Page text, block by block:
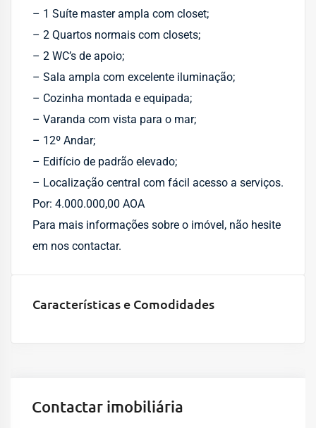
– 1 Suíte master ampla com closet;
– 2 Quartos normais com closets;
– 2 WC’s de apoio;
– Sala ampla com excelente iluminação;
– Cozinha montada e equipada;
– Varanda com vista para o mar;
– 12º Andar;
– Edifício de padrão elevado;
– Localização central com fácil acesso a serviços.
Por: 4.000.000,00 AOA
Para mais informações sobre o imóvel, não hesite
em nos contactar.
Características e Comodidades
Contactar imobiliária